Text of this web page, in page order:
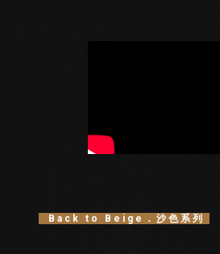
Back to Beige．沙色系列